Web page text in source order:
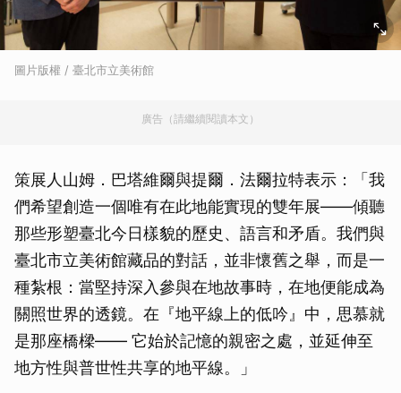
圖片版權 / 臺北市立美術館
廣告（請繼續閱讀本文）
策展人山姆．巴塔維爾與提爾．法爾拉特表示：「我
們希望創造一個唯有在此地能實現的雙年展——傾聽
那些形塑臺北今日樣貌的歷史、語言和矛盾。我們與
臺北市立美術館藏品的對話，並非懷舊之舉，而是一
種紮根：當堅持深入參與在地故事時，在地便能成為
關照世界的透鏡。在『地平線上的低吟』中，思慕就
是那座橋樑—— 它始於記憶的親密之處，並延伸至
地方性與普世性共享的地平線。」